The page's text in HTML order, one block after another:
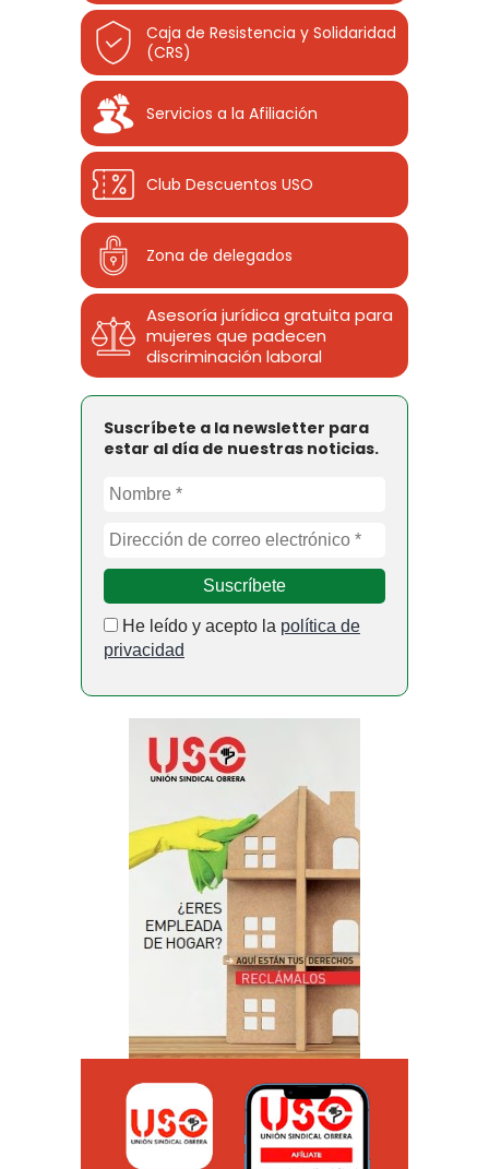
Caja de Resistencia y Solidaridad
(CRS)
Servicios a la Afiliación
Club Descuentos USO
Zona de delegados
Asesoría jurídica gratuita para
mujeres que padecen
discriminación laboral
Suscríbete a la newsletter para
estar al día de nuestras noticias.
He leído y acepto la política de
privacidad